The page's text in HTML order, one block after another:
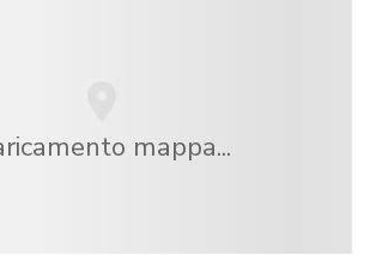
mappa...